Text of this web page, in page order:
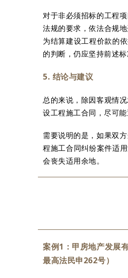
对于非必须招标的工程
法规的要求，依法合规
为结算建设工程价款的
的判断，仍应坚持前述标
5. 结论与建议
总的来说，除因客观情
设工程施工合同，尽可
需要说明的是，如果双
程施工合同纠纷案件适
会丧失适用余地。
案例1：甲房地产发展
最高法民申262号）